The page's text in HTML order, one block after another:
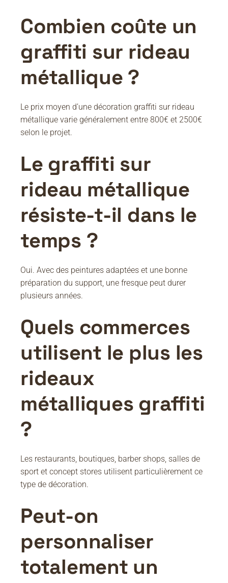
Combien coûte un
graffiti sur rideau
métallique ?
Le prix moyen d’une décoration graffiti sur rideau
métallique varie généralement entre 800€ et 2500€
selon le projet.
Le graffiti sur
rideau métallique
résiste-t-il dans le
temps ?
Oui. Avec des peintures adaptées et une bonne
préparation du support, une fresque peut durer
plusieurs années.
Quels commerces
utilisent le plus les
rideaux
métalliques graffiti
?
Les restaurants, boutiques, barber shops, salles de
sport et concept stores utilisent particulièrement ce
type de décoration.
Peut-on
personnaliser
totalement un